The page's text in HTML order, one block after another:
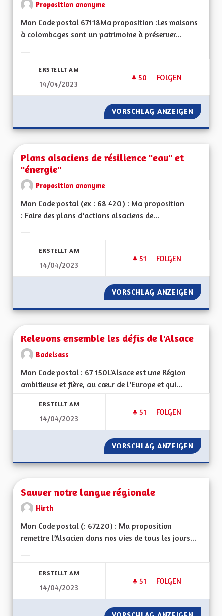
Proposition anonyme
Mon Code postal 67118Ma proposition :Les maisons
à colombages sont un patrimoine à préserver...
ERSTELLT AM
14/04/2023
50 50 FOLLOWER
FOLGEN
AMÉLIORER LES
VORSCHLAG ANZEIGEN
Plans alsaciens de résilience "eau" et
"énergie"
Proposition anonyme
Mon Code postal (ex : 68 420) : Ma proposition
: Faire des plans d'actions alsaciens de...
ERSTELLT AM
14/04/2023
51 51 FOLLOWER
FOLGEN
PLANS ALSACIENS
VORSCHLAG ANZEIGEN
Relevons ensemble les défis de l'Alsace
Badelsass
Mon Code postal : 67 150L’Alsace est une Région
ambitieuse et fière, au cœur de l’Europe et qui...
ERSTELLT AM
14/04/2023
51 51 FOLLOWER
FOLGEN
RELEVONS
VORSCHLAG ANZEIGEN
Sauver notre langue régionale
Hirth
Mon Code postal (: 67220) : Ma proposition
remettre l’Alsacien dans nos vies de tous les jours...
ERSTELLT AM
14/04/2023
51 51 FOLLOWER
FOLGEN
SAUVER NOTRE